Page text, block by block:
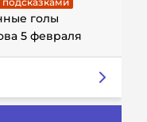
голы
5 февраля